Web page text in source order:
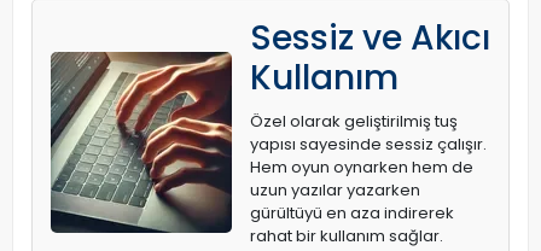
Sessiz ve Akıcı
Kullanım
Özel olarak geliştirilmiş tuş
yapısı sayesinde sessiz çalışır.
Hem oyun oynarken hem de
uzun yazılar yazarken
gürültüyü en aza indirerek
rahat bir kullanım sağlar.